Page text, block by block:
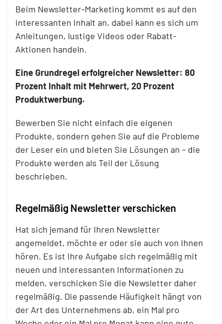
Beim Newsletter-Marketing kommt es auf den
interessanten Inhalt an, dabei kann es sich um
Anleitungen, lustige Videos oder Rabatt-
Aktionen handeln.
Eine Grundregel erfolgreicher Newsletter: 80
Prozent Inhalt mit Mehrwert, 20 Prozent
Produktwerbung.
Bewerben Sie nicht einfach die eigenen
Produkte, sondern gehen Sie auf die Probleme
der Leser ein und bieten Sie Lösungen an – die
Produkte werden als Teil der Lösung
beschrieben.
Regelmäßig Newsletter verschicken
Hat sich jemand für Ihren Newsletter
angemeldet, möchte er oder sie auch von Ihnen
hören. Es ist Ihre Aufgabe sich regelmäßig mit
neuen und interessanten Informationen zu
melden, verschicken Sie die Newsletter daher
regelmäßig. Die passende Häufigkeit hängt von
der Art des Unternehmens ab, ein Mal pro